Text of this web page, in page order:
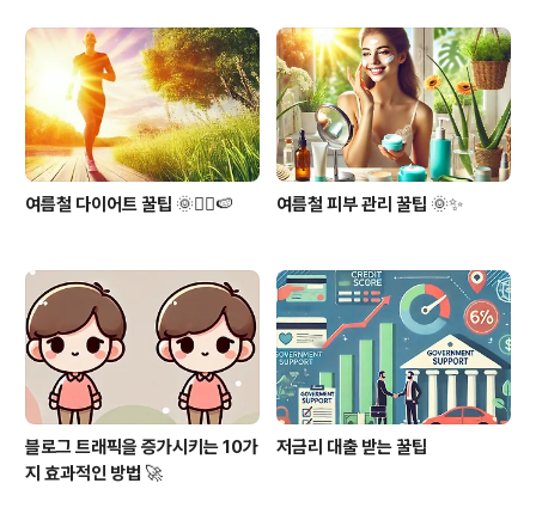
여름철 다이어트 꿀팁 🌞🏃‍♀️🍉 여름철 피부 관리 꿀팁 🌞✨
블로그 트래픽을 증가시키는 10가
지 효과적인 방법 🚀
저금리 대출 받는 꿀팁